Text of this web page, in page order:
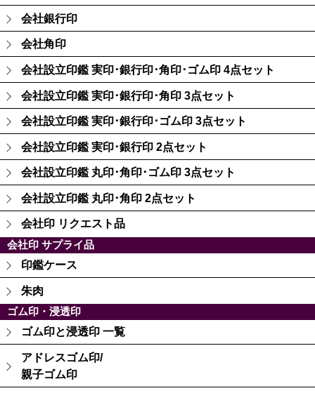
会社銀行印
会社角印
会社設立印鑑 実印･銀行印･角印･ゴム印 4点セット
会社設立印鑑 実印･銀行印･角印 3点セット
会社設立印鑑 実印･銀行印･ゴム印 3点セット
会社設立印鑑 実印･銀行印 2点セット
会社設立印鑑 丸印･角印･ゴム印 3点セット
会社設立印鑑 丸印･角印 2点セット
会社印 リクエスト品
会社印 サプライ品
印鑑ケース
朱肉
ゴム印・浸透印
ゴム印と浸透印 一覧
アドレスゴム印/
親子ゴム印